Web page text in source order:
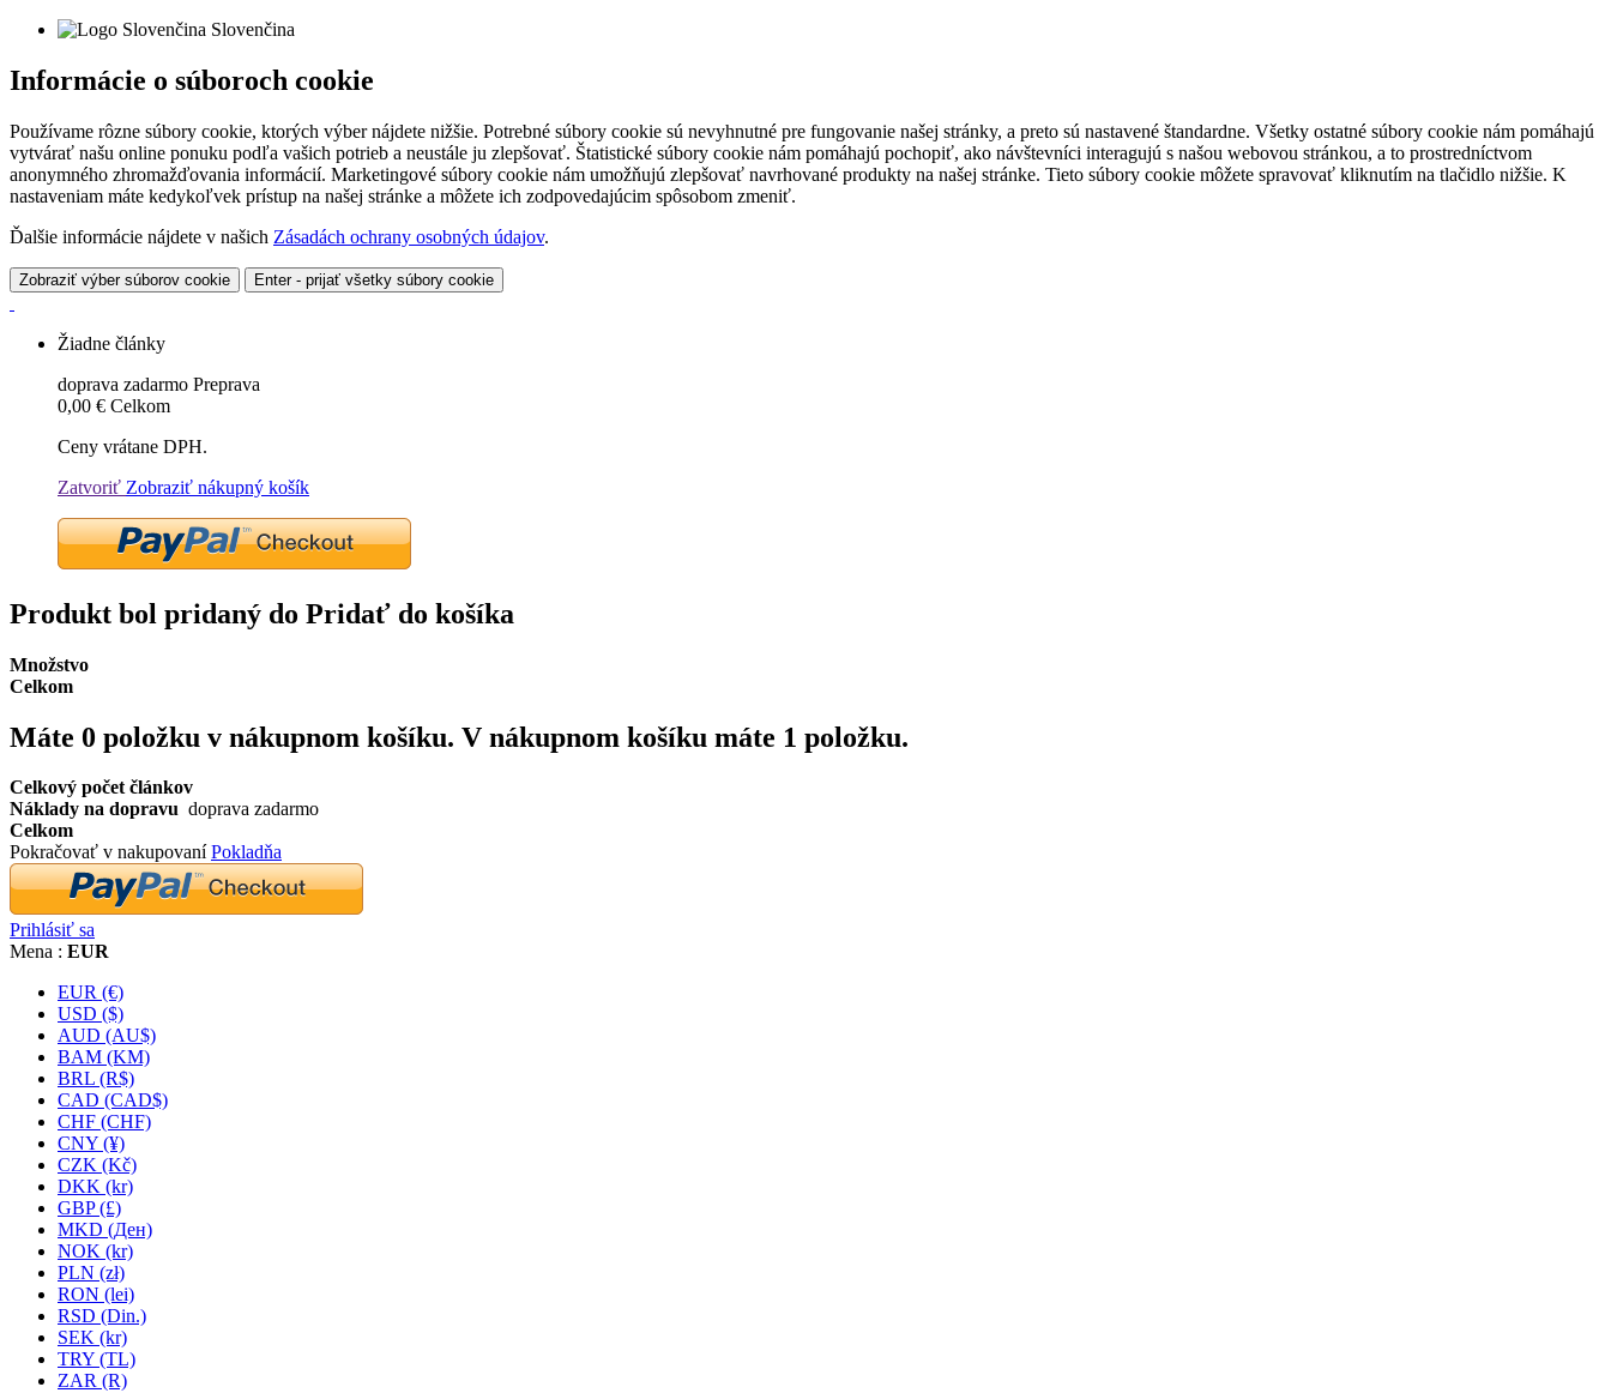
Slovenčina
Informácie o súboroch cookie
Používame rôzne súbory cookie, ktorých výber nájdete nižšie. Potrebné súbory cookie sú nevyhnutné pre fungovanie našej stránky, a preto sú nastavené štandardne. Všetky ostatné súbory cookie nám pomáhajú
vytvárať našu online ponuku podľa vašich potrieb a neustále ju zlepšovať. Štatistické súbory cookie nám pomáhajú pochopiť, ako návštevníci interagujú s našou webovou stránkou, a to prostredníctvom
anonymného zhromažďovania informácií. Marketingové súbory cookie nám umožňujú zlepšovať navrhované produkty na našej stránke. Tieto súbory cookie môžete spravovať kliknutím na tlačidlo nižšie. K
nastaveniam máte kedykoľvek prístup na našej stránke a môžete ich zodpovedajúcim spôsobom zmeniť.
Ďalšie informácie nájdete v našich Zásadách ochrany osobných údajov.
Zobraziť výber súborov cookie Enter - prijať všetky súbory cookie
Žiadne články
doprava zadarmo Preprava
0,00 € Celkom
Ceny vrátane DPH.
Zatvoriť Zobraziť nákupný košík
Produkt bol pridaný do Pridať do košíka
Množstvo
Celkom
Máte 0 položku v nákupnom košíku. V nákupnom košíku máte 1 položku.
Celkový počet článkov
Náklady na dopravu doprava zadarmo
Celkom
Pokračovať v nakupovaníPokladňa
Prihlásiť sa
Mena : EUR
EUR (€)
USD ($)
AUD (AU$)
BAM (KM)
BRL (R$)
CAD (CAD$)
CHF (CHF)
CNY (¥)
CZK (Kč)
DKK (kr)
GBP (£)
MKD (Ден)
NOK (kr)
PLN (zł)
RON (lei)
RSD (Din.)
SEK (kr)
TRY (TL)
ZAR (R)